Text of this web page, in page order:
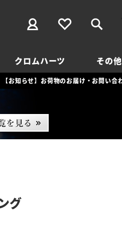
クロムハーツ その
【お知らせ】お荷物のお届け・お問い合
グ